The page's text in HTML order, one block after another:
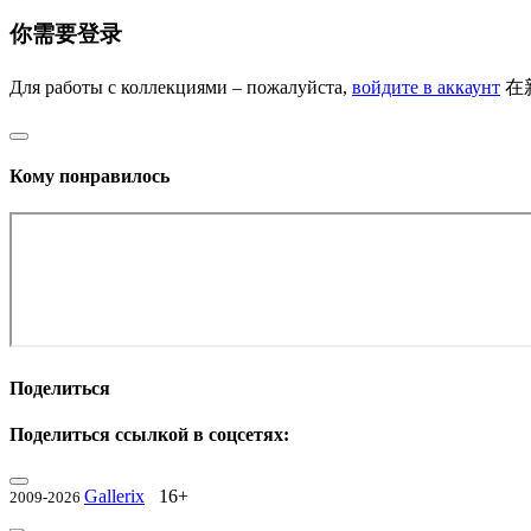
你需要登录
Для работы с коллекциями – пожалуйста, войдите в аккаунт 在
Кому понравилось
Поделиться
Поделиться ссылкой в соцсетях:
2009-2026 Gallerix 16+